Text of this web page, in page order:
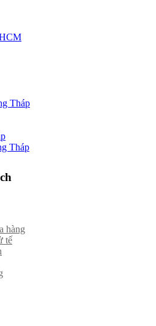
Tháp
Tháp
hàng
tế